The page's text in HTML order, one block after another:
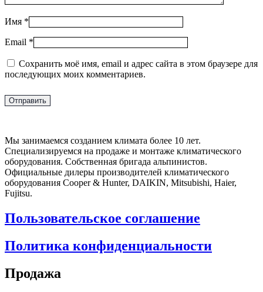
Имя *
Email *
Сохранить моё имя, email и адрес сайта в этом браузере для
последующих моих комментариев.
Мы занимаемся созданием климата более 10 лет.
Специализируемся на продаже и монтаже климатического
оборудования. Собственная бригада альпинистов.
Официальные дилеры производителей климатического
оборудования Cooper & Hunter, DAIKIN, Mitsubishi, Haier,
Fujitsu.
Пользовательское соглашение
Политика конфиденциальности
Продажа